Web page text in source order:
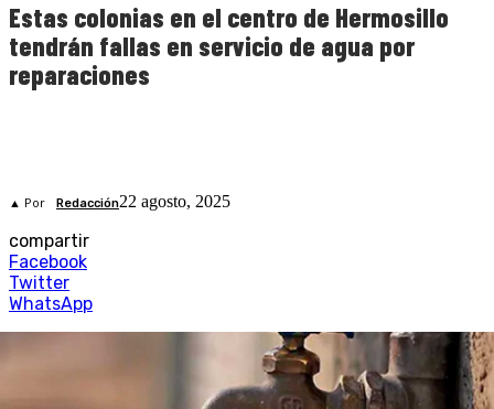
Estas colonias en el centro de Hermosillo
tendrán fallas en servicio de agua por
reparaciones
▲ Por Redacción22 agosto, 2025
compartir
Facebook
Twitter
WhatsApp